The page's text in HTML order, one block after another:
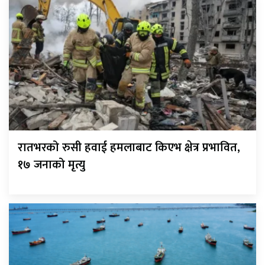
रातभरको रुसी हवाई हमलाबाट किएभ क्षेत्र प्रभावित,
१७ जनाको मृत्यु